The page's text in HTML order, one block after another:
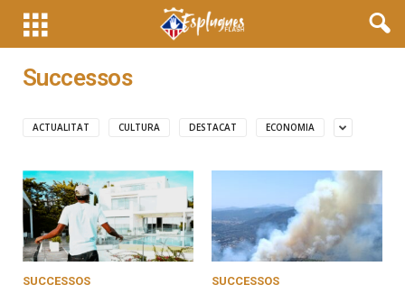
Successos
ACTUALITAT CULTURA DESTACAT ECONOMIA
SUCCESSOS SUCCESSOS